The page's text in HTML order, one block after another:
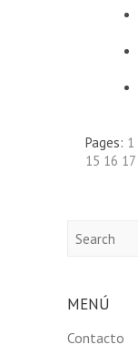
Pages: 1
15 16 17
MENÚ
Contacto